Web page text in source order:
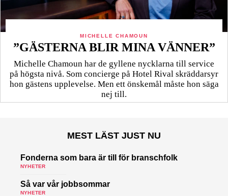
MICHELLE CHAMOUN
”GÄSTERNA BLIR MINA VÄNNER”
Michelle Chamoun har de gyllene nycklarna till service
på högsta nivå. Som concierge på Hotel Rival skräddarsyr
hon gästens upp­levelse. Men ett önskemål måste hon säga
nej till.
MEST LÄST JUST NU
Fonderna som bara är till för branschfolk
NYHETER
Så var vår jobbsommar
NYHETER